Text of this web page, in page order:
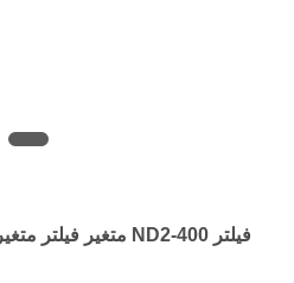
فیلتر ND2-400 متغیر فیلتر متغیر فیلتر چگالی خنثی